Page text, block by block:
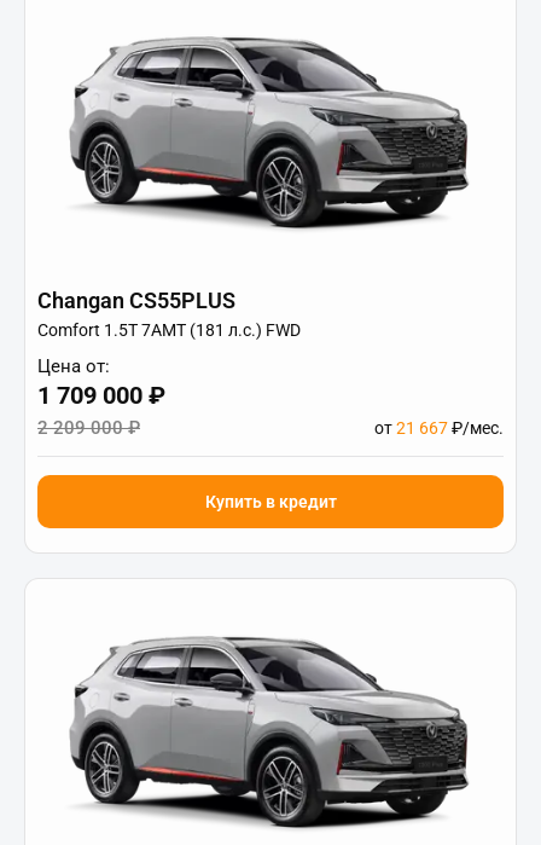
Changan CS55PLUS
Comfort 1.5T 7AMT (181 л.с.) FWD
Цена от:
1 709 000 ₽
2 209 000 ₽ от21 667₽/мес.
Купить в кредит